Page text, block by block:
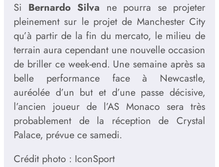
Si Bernardo Silva ne pourra se projeter
pleinement sur le projet de Manchester City
qu’à partir de la fin du mercato, le milieu de
terrain aura cependant une nouvelle occasion
de briller ce week-end. Une semaine après sa
belle performance face à Newcastle,
auréolée d’un but et d’une passe décisive,
l’ancien joueur de l’AS Monaco sera très
probablement de la réception de Crystal
Palace, prévue ce samedi.
Crédit photo : IconSport